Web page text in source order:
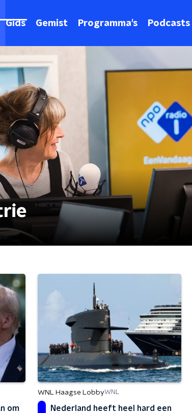
Gids Gemist Programma's Podcasts
om
WNL Haagse LobbyWNL
Nederland heeft heel hard een